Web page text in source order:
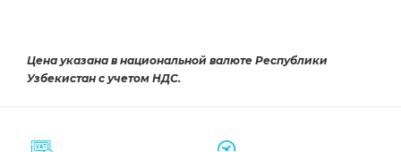
Цена указана в национальной валюте Республики
Узбекистан с учетом НДС.